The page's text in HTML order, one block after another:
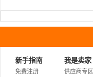
新手指南
免费注册
我是卖家
供应商专区